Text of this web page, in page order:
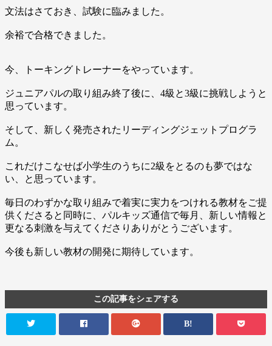
文法はさておき、試験に臨みました。
余裕で合格できました。
今、トーキングトレーナーをやっています。
ジュニアパルの取り組み終了後に、4級と3級に挑戦しようと
思っています。
そして、新しく発売されたリーディングジェットプログラ
ム。
これだけこなせば小学生のうちに2級をとるのも夢ではな
い、と思っています。
毎日のわずかな取り組みで着実に実力をつけれる教材をご提
供くださると同時に、パルキッズ通信で毎月、新しい情報と
更なる刺激を与えてくださりありがとうございます。
今後も新しい教材の開発に期待しています。
この記事をシェアする
B!